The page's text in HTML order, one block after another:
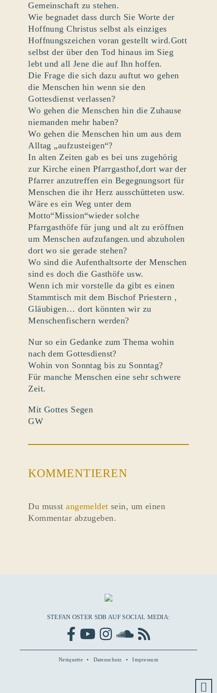
Gemeinschaft zu stehen.
Wie begnadet dass durch Sie Worte der
Hoffnung Christus selbst als einziges
Hoffnungszeichen voran gestellt wird.Gott
selbst der über den Tod hinaus im Sieg
lebt und all Jene die auf Ihn hoffen.
Die Frage die sich dazu auftut wo gehen
die Menschen hin wenn sie den
Gottesdienst verlassen?
Wo gehen die Menschen hin die Zuhause
niemanden mehr haben?
Wo gehen die Menschen hin um aus dem
Alltag „aufzusteigen“?
In alten Zeiten gab es bei uns zugehörig
zur Kirche einen Pfarrgasthof,dort war der
Pfarrer anzutreffen ein Begegnungsort für
Menschen die ihr Herz ausschütteten usw.
Wäre es ein Weg unter dem
Motto“Mission“wieder solche
Pfarrgasthöfe für jung und alt zu eröffnen
um Menschen aufzufangen.und abzuholen
dort wo sie gerade stehen?
Wo sind die Aufenthaltsorte der Menschen
sind es doch die Gasthöfe usw.
Wenn ich mir vorstelle da gibt es einen
Stammtisch mit dem Bischof Priestern ,
Gläubigen… dort könnten wir zu
Menschenfischern werden?
Nur so ein Gedanke zum Thema wohin
nach dem Gottesdienst?
Wohin von Sonntag bis zu Sonntag?
Für manche Menschen eine sehr schwere
Zeit.
Mit Gottes Segen
GW
KOMMENTIEREN
Du musstangemeldet sein, um einen
Kommentar abzugeben.
STEFAN OSTER SDB AUF SOCIAL MEDIA:
Netiquette Datenschutz Impressum